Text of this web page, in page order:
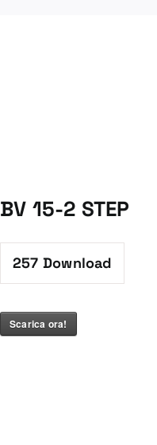
BV 15-2 STEP
257 Download
Scarica ora!